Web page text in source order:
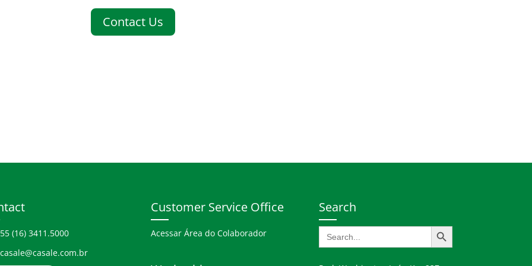
Contact Us
55 (16) 3411.5000
casale@casale.com.br
Customer Service Office
Acessar Área do Colaborador
Search
Search
for:
Search Button